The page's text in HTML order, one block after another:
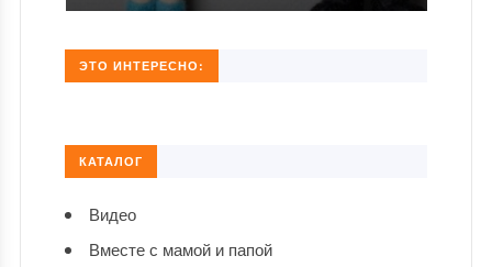
ЭТО ИНТЕРЕСНО:
КАТАЛОГ
Видео
Вместе с мамой и папой